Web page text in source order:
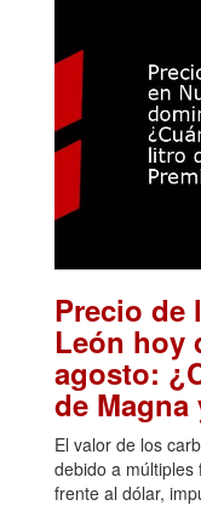
Precio de
León hoy
agosto:
de Magna
El valor de los
debido a múltiples
frente al dólar,